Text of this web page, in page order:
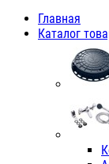
Главная
Каталог